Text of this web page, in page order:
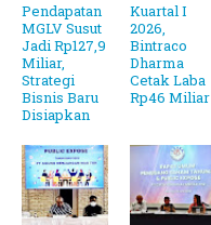
Pendapatan
MGLV Susut
Jadi Rp127,9
Miliar,
Strategi
Bisnis Baru
Disiapkan
Kuartal I
2026,
Bintraco
Dharma
Cetak Laba
Rp46 Miliar